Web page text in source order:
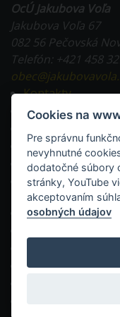
OcÚ Jakubova Voľa
Jakubova Voľa 67
082 56 Pečovská
Telefón: +421 458
Kontakty
Tlačivá na
Evidencia
Miestne dane a
Stavebná činnosť
RSS
Vyhlásenie o
WESTO - web
Ochrana
Cookies na
Pre správnu
nevyhnutné
dodatočné súbory
stránky, YouTube
akceptovaním
osobných údajov